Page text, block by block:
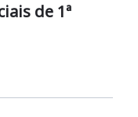
de 1ª